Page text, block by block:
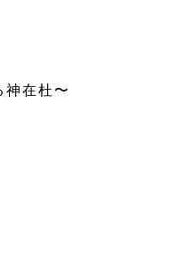
神在杜〜